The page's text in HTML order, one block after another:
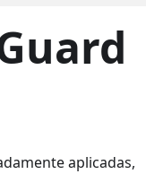
aplicadas,